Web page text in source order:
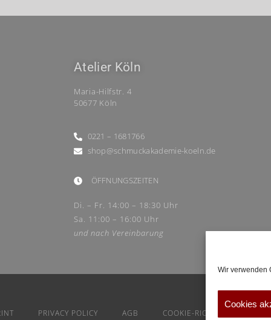
Wir verwenden
Cookies
Atelier Köln
Maria-Hilfstr. 4
50677 Köln
0221 – 1681766
shop@schmuckakademie-koeln.de
ÖFFNUNGSZEITEN
Di. – Fr. 14:00 – 18:30 Uhr
Sa. 11:00 – 16:00 Uhr
und nach Vereinbarung
PRIVACY POLICY AGB COOKIE-RICHTLINIE (EU)